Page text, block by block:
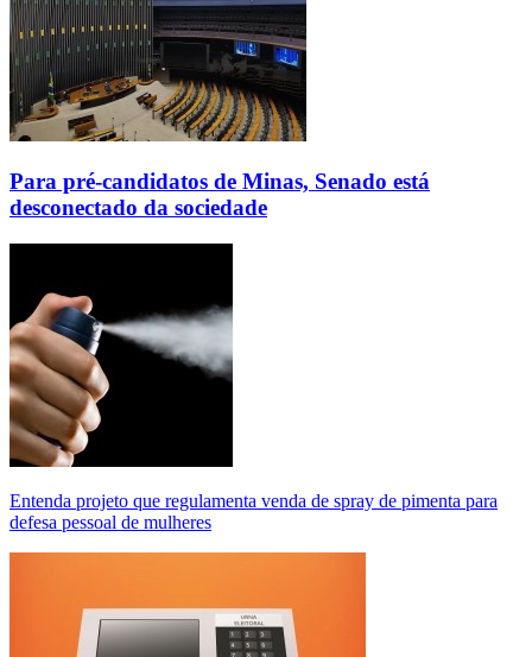
Para pré-candidatos de Minas, Senado está
desconectado da sociedade
Entenda projeto que regulamenta venda de spray de pimenta para
defesa pessoal de mulheres